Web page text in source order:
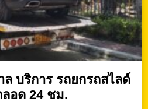
บริการ รถยกรถสไลด์
อด 24 ชม.